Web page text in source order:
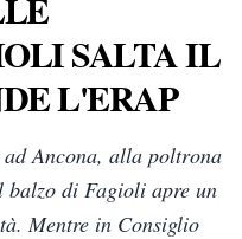
SALTA IL
L'ERAP
Ancona, alla poltrona
balzo di Fagioli apre un
Mentre in Consiglio